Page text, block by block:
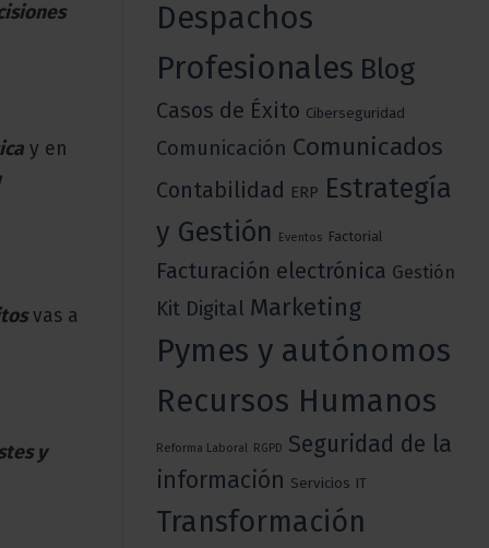
y en
vas a
y
Despachos
Profesionales Blog
Casos de Éxito Ciberseguridad
Comunicación Comunicados
Contabilidad ERP Estrategía
y Gestión
Eventos Factorial
Facturación electrónica Gestión
Kit Digital Marketing
Pymes y autónomos
Recursos Humanos
Reforma Laboral RGPD Seguridad de la
información Servicios IT
Transformación